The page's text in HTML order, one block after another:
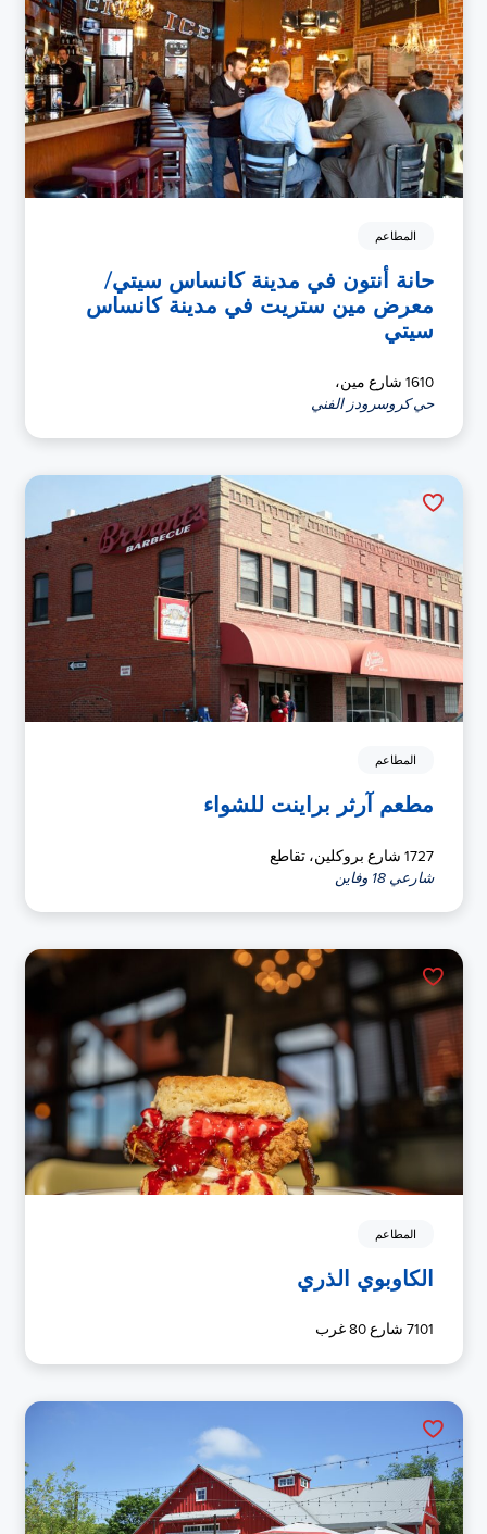
المطاعم
حانة أنتون في مدينة كانساس سيتي/
معرض مين ستريت في مدينة كانساس
سيتي
1610 شارع مين،
حي كروسرودز الفني
المطاعم
مطعم آرثر براينت للشواء
1727 شارع بروكلين، تقاطع
شارعي 18 وفاين
المطاعم
الكاوبوي الذري
7101 شارع 80 غرب